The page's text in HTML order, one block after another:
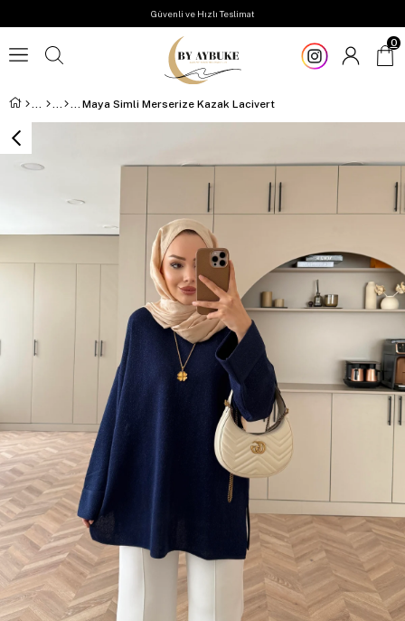
Güvenli ve Hızlı Teslimat
0
Maya Simli Merserize Kazak Lacivert